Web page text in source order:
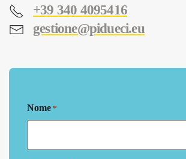
+39 340 4095416
gestione@pidueci.eu
Nome *